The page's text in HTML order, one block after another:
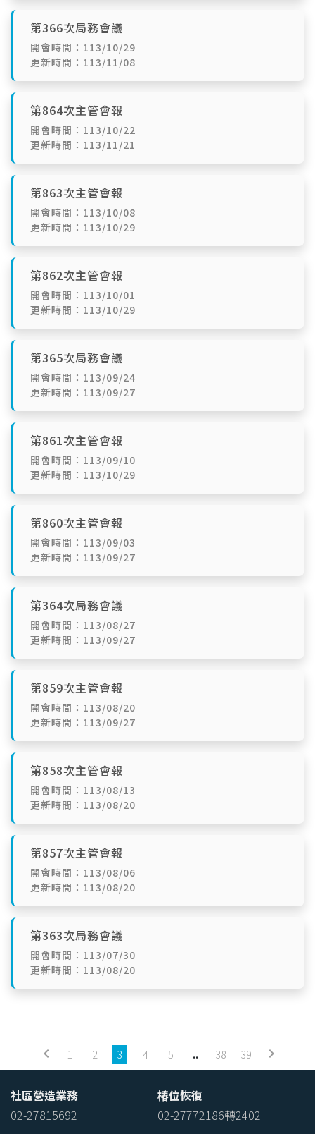
第366次局務會議
開會時間：113/10/29
更新時間：113/11/08
第864次主管會報
開會時間：113/10/22
更新時間：113/11/21
第863次主管會報
開會時間：113/10/08
更新時間：113/10/29
第862次主管會報
開會時間：113/10/01
更新時間：113/10/29
第365次局務會議
開會時間：113/09/24
更新時間：113/09/27
第861次主管會報
開會時間：113/09/10
更新時間：113/10/29
第860次主管會報
開會時間：113/09/03
更新時間：113/09/27
第364次局務會議
開會時間：113/08/27
更新時間：113/09/27
第859次主管會報
開會時間：113/08/20
更新時間：113/09/27
第858次主管會報
開會時間：113/08/13
更新時間：113/08/20
第857次主管會報
開會時間：113/08/06
更新時間：113/08/20
第363次局務會議
開會時間：113/07/30
更新時間：113/08/20
keyboard_arrow_left 1 2 3 4 5 .. 38 39 keyboard_arrow_right
社區營造業務
02-27815692
椿位恢復
02-27772186轉2402